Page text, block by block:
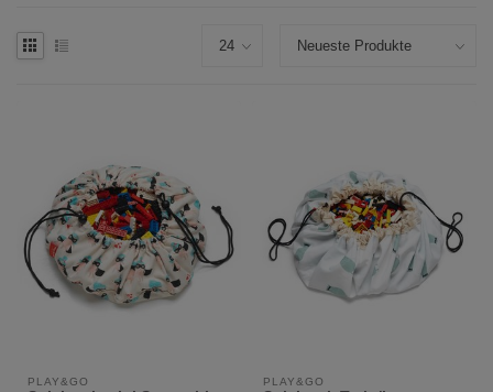
PLAY&GO PLAY&GO